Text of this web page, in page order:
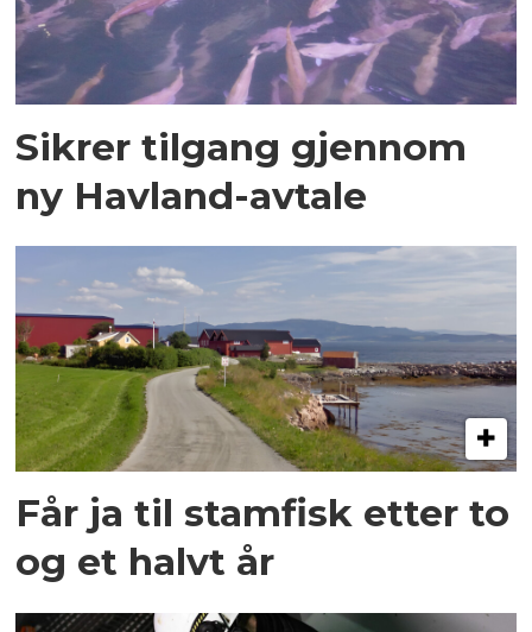
Sikrer tilgang gjennom
ny Havland-avtale
Får ja til stamfisk etter to
og et halvt år